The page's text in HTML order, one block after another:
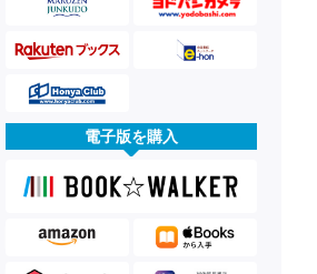
電子版を購入